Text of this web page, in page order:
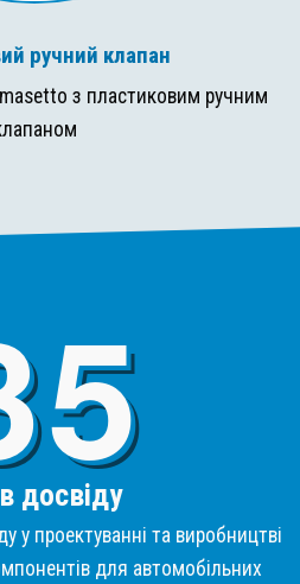
ручний клапан
з пластиковим ручним
досвіду
у проектуванні та виробництві
для автомобільних